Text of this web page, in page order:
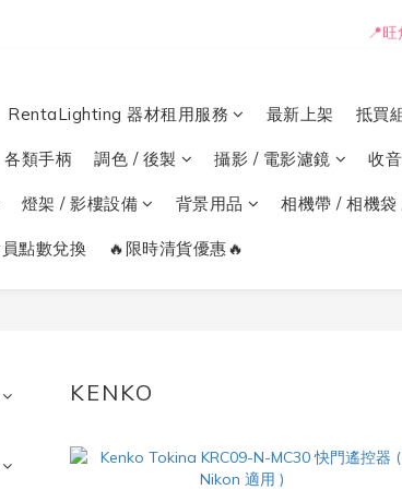
📒🖋️
📍
📒🖋️
RentaLighting 器材租用服務 最新上架 抵買
各類手柄 調色 / 後製 攝影 / 電影濾鏡 收
燈架 / 影樓設備 背景用品 相機帶 / 相機袋
點數兌換 🔥限時清貨優惠🔥
KENKO